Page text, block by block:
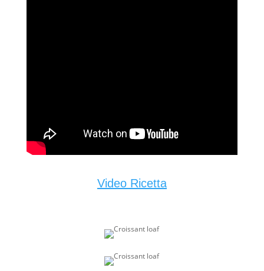
Video Ricetta